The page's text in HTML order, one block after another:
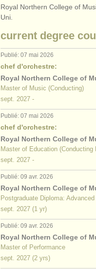
Royal Northern College of
Uni.
current degree
Publié: 07 mai 2026
chef d'orchestre:
Royal Northern College of
Master of Music (Conducting)
sept. 2027 -
Publié: 07 mai 2026
chef d'orchestre:
Royal Northern College of
Master of Education (Conducting
sept. 2027 -
Publié: 09 avr. 2026
Royal Northern College of
Postgraduate Diploma:
sept. 2027 (1 yr)
Publié: 09 avr. 2026
Royal Northern College of
Master of Performance
sept. 2027 (2 yrs)